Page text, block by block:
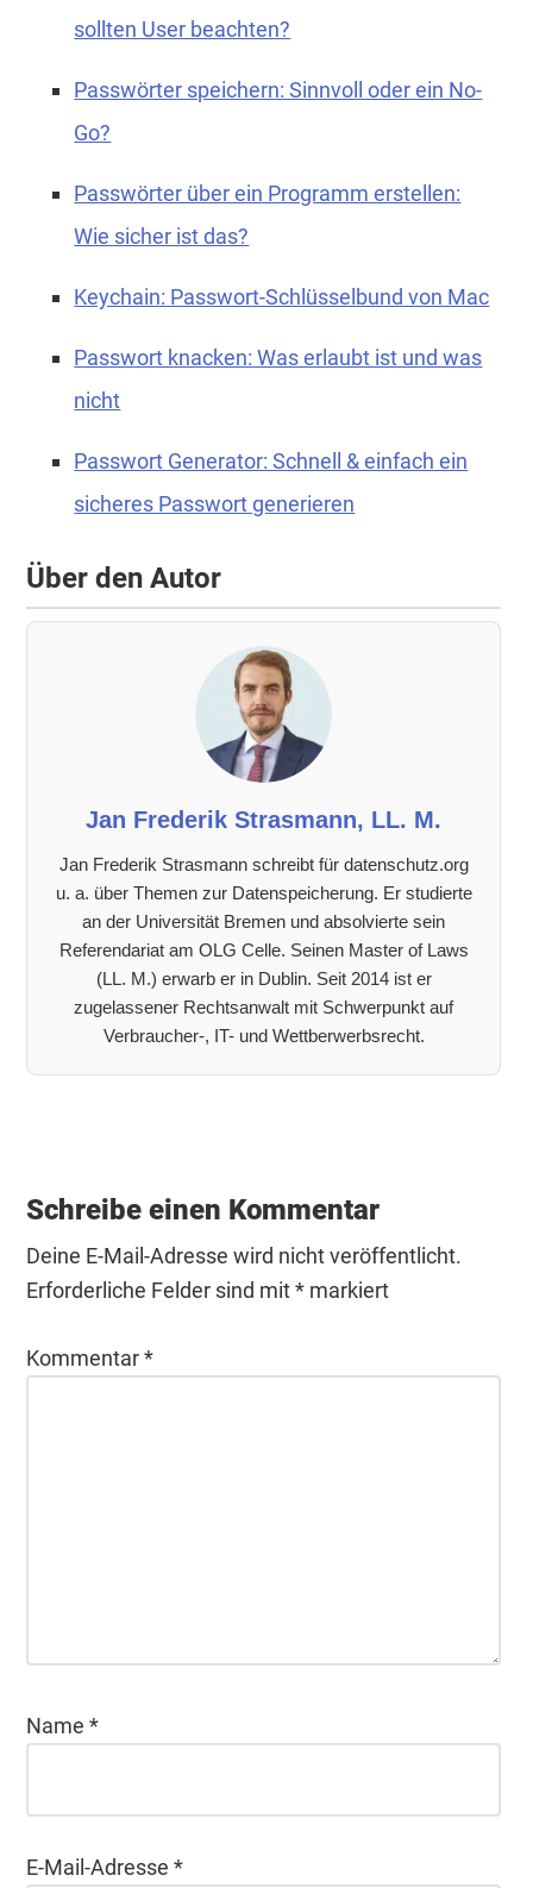
sollten User beachten?
Passwörter speichern: Sinnvoll oder ein No-
Go?
Passwörter über ein Programm erstellen:
Wie sicher ist das?
Keychain: Passwort-Schlüsselbund von Mac
Passwort knacken: Was erlaubt ist und was
nicht
Passwort Generator: Schnell & einfach ein
sicheres Passwort generieren
Über den Autor
Jan Frederik Strasmann, LL. M.
Jan Frederik Strasmann schreibt für datenschutz.org
u. a. über Themen zur Datenspeicherung. Er studierte
an der Universität Bremen und absolvierte sein
Referendariat am OLG Celle. Seinen Master of Laws
(LL. M.) erwarb er in Dublin. Seit 2014 ist er
zugelassener Rechtsanwalt mit Schwerpunkt auf
Verbraucher-, IT- und Wettberwerbsrecht.
Schreibe einen Kommentar
Deine E-Mail-Adresse wird nicht veröffentlicht.
Erforderliche Felder sind mit* markiert
Kommentar*
Name*
E-Mail-Adresse*